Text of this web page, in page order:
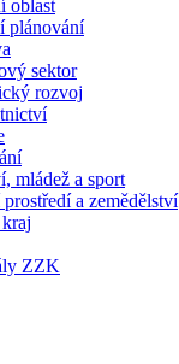
oblast
plánování
sektor
rozvoj
mládež a sport
a zemědělství
ZZK